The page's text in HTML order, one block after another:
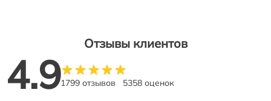
Отзывы клиентов
4.91799 отзывов 5358 оценок